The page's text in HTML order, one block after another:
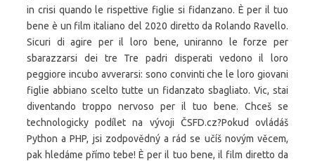
in crisi quando le rispettive figlie si fidanzano. È per il tuo
bene è un film italiano del 2020 diretto da Rolando Ravello.
Sicuri di agire per il loro bene, uniranno le forze per
sbarazzarsi dei tre Tre padri disperati vedono il loro
peggiore incubo avverarsi: sono convinti che le loro giovani
figlie abbiano scelto tutte un fidanzato sbagliato. Vic, stai
diventando troppo nervoso per il tuo bene. Chceš se
technologicky podílet na vývoji ČSFD.cz?Pokud ovládáš
Python a PHP, jsi zodpovědný a rád se učíš novým věcem,
pak hledáme přímo tebe! È per il tuo bene, il film diretto da